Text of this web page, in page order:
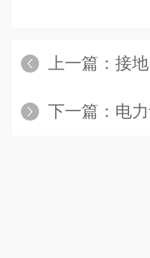
上一篇： 接地
下一篇： 电